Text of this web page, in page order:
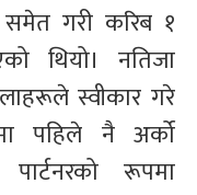
समेत गरी करिब १
थियो। नतिजा
स्वीकार गरे
पहिले नै अर्को
रूपमा